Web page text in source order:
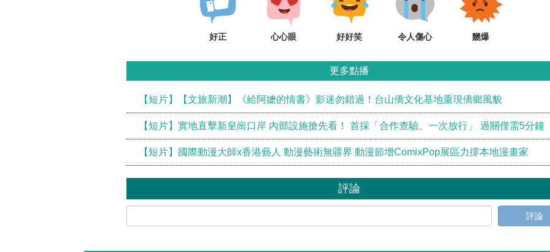
好正 心心眼 好好笑 令人傷心 嬲爆
更多點播
【短片】【文旅新潮】《給阿嬷的情書》影迷勿錯過！台山僑文化基地重現僑鄉風貌
【短片】實地直擊新皇崗口岸 內部設施搶先看！ 首採「合作查驗、一次放行」 過關僅需5分鐘
【短片】國際動漫大師x香港藝人 動漫藝術無疆界 動漫節增ComixPop展區力撐本地漫畫家
評論
評論